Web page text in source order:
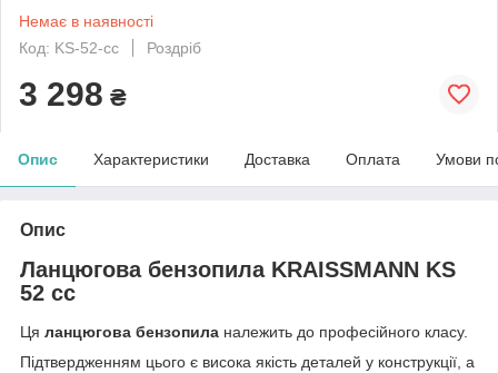
Немає в наявності
Код: KS-52-cc
Роздріб
3 298 ₴
Опис Характеристики Доставка Оплата Умови
Опис
Ланцюгова бензопила KRAISSMANN KS
52 cc
Ця ланцюгова бензопила належить до професійного класу.
Підтвердженням цього є висока якість деталей у конструкції, а